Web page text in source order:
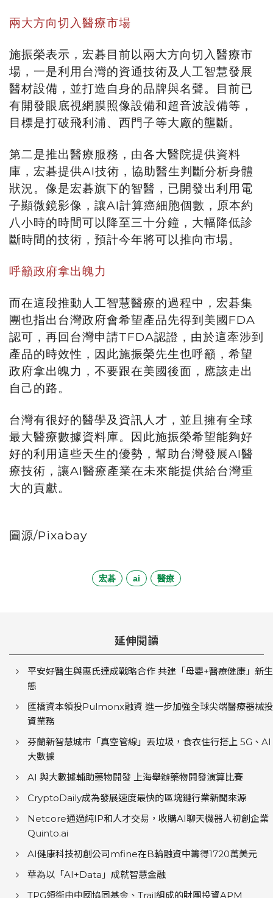
兩大方向切入醫療市場
施振榮表示，宏碁目前以兩大方向切入醫療市
場，一是利用台灣的資通技術及人工智慧發展
醫材設備，並打造自身的品牌與名聲。目前已
有開發眼底視網膜照像設備和超音波設備等，
目標是打破飛利浦、西門子等大廠的壟斷。
第二是推出醫療服務，由各大醫院提供資料
庫，宏碁提供AI技術，協助醫生判斷分析身體
狀況。像是宏碁旗下的智醫，已開發出利用電
子顯微鏡影像，讓AI計算癌細胞個數，原本約
八小時的時間可以降至三十分鐘，大幅降低診
斷時間的技術，預計今年將可以推向市場。
呼籲政府拿出魄力
而在這段推動人工智慧醫療的過程中，宏碁集
團也指出台灣政府會希望產品先得到美國FDA
認可，再回台灣申請TFDA認證，由於這牽涉到
產品的時效性，因此施振榮先生也呼籲，希望
政府拿出魄力，不要跟在美國後面，應該走出
自己的路。
台灣有很好的醫學及資訊人才，並且擁有全球
最大醫療數據資料庫。因此施振榮希望能夠好
好的利用這些天生的優勢，幫助台灣發展AI醫
療技術，讓AI醫療產業在未來能提供給台灣重
大的貢獻。
圖源/Pixabay
宏碁 ai 醫療
延伸閱讀
平安好醫生與惠氏達成戰略合作 共建「母嬰+醫療健康」新生
態
匯橋資本領投Pulmonx融資 進一步加強全球尖端醫療器械投
資業務
芬蘭新智慧城市「真空管線」丟垃圾，食衣住行搭上 5G、AI
大數據
AI 與大數據輔助藥物開發 上海舉辦藥物開發演算比賽
CryptoDaily成為發展速度最快的區塊鏈行業新聞來源
Netcore通過純IP和人才交易，收購AI聊天機器人初創企業
Quinto.ai
AI健康科技初創公司mfine在B輪融資中籌得1720萬美元
華為以「AI+Data」成就智慧金融
TPG領銜由中國協同基金、Trail組成的財團投資APM